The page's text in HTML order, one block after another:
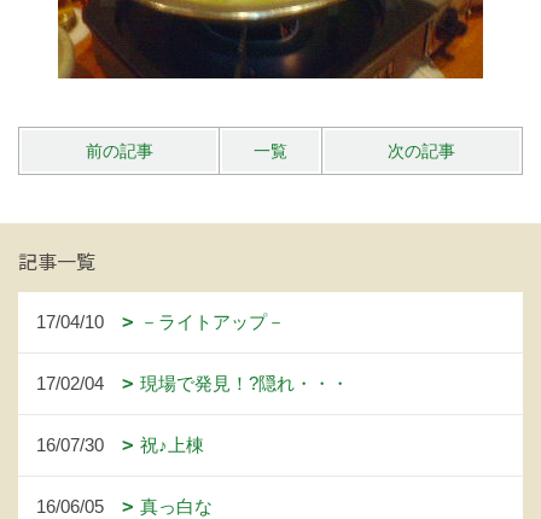
前の記事 一覧 次の記事
記事一覧
17/04/10 －ライトアップ－
17/02/04 現場で発見！?隠れ・・・
16/07/30 祝♪上棟
16/06/05 真っ白な